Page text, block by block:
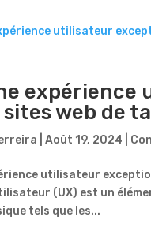
expérience
sites web de
|Août 19, 2024
utilisateur
(UX) est un
tels que les...